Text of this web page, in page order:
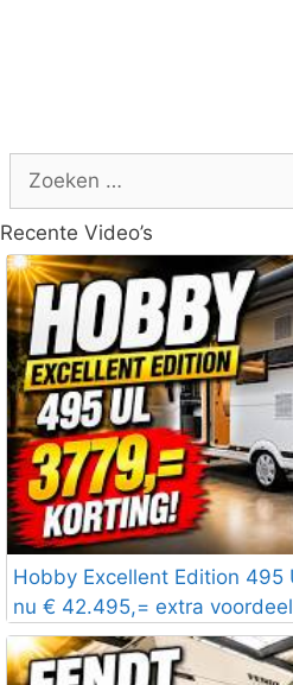
naar:
Recente Video’s
Hobby Excellent Edition 495
nu € 42.495,= extra